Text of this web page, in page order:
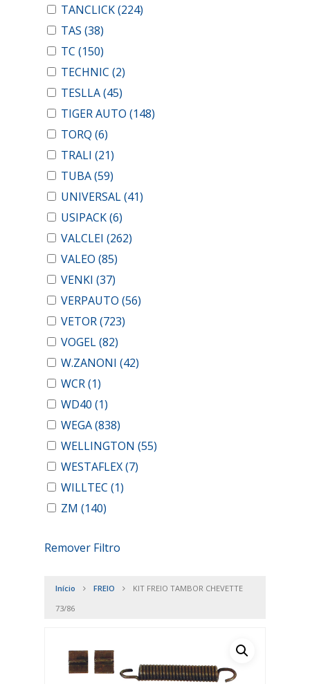
TANCLICK(224)
TAS (38)
TC (150)
TECHNIC (2)
TESLLA(45)
TIGER AUTO (148)
TORQ (6)
TRALI (21)
TUBA(59)
UNIVERSAL(41)
USIPACK(6)
VALCLEI (262)
VALEO (85)
VENKI (37)
VERPAUTO (56)
VETOR(723)
VOGEL(82)
W.ZANONI (42)
WCR(1)
WD40 (1)
WEGA(838)
WELLINGTON (55)
WESTAFLEX(7)
WILLTEC (1)
ZM (140)
Remover Filtro
Início FREIO
KIT FREIO TAMBOR CHEVETTE
73/86